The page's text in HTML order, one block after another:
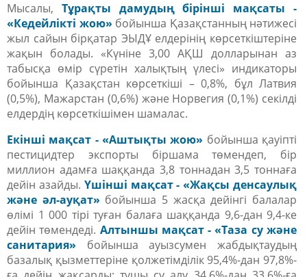
Мысалы, Тұрақты дамудың бірінші мақсаты -
«Кедейлікті жою» бойынша Қазақстанның нәтижесі
жыл сайын бірқатар ЭЫДҰ елдерінің көрсеткіштеріне
жақын болады. «Күніне 3,00 АҚШ долларынан аз
табысқа өмір сүретін халықтың үлесі» индикаторы
бойынша Қазақстан көрсеткіші – 0,8%, бұл Латвия
(0,5%), Мажарстан (0,6%) және Норвегия (0,1%) секілді
елдердің көрсеткішімен шамалас.
Екінші мақсат - «Аштықты жою» бойынша қауіпті
пестицидтер экспорты біршама төмендеп, бір
миллион адамға шаққанда 3,8 тоннадан 3,5 тоннаға
дейін азайды. Үшінші мақсат - «Жақсы денсаулық
және әл-ауқат» бойынша 5 жасқа дейінгі балалар
өлімі 1 000 тірі туған балаға шаққанда 9,6-дан 9,4-ке
дейін төмендеді. Алтыншы мақсат - «Таза су және
санитария» бойынша ауызсумен жабдықтаудың
базалық қызметтеріне қолжетімділік 95,4%-дан 97,8%-